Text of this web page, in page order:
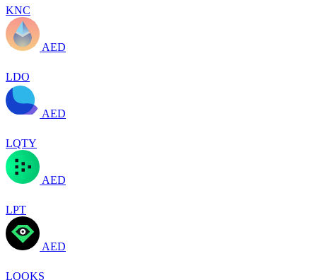
KNC
AED
LDO
AED
LQTY
AED
LPT
AED
LOOKS